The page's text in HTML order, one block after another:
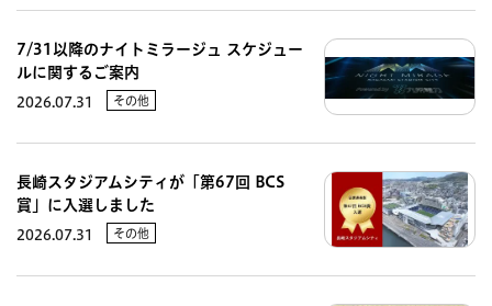
7/31以降のナイトミラージュ スケジュー
ルに関するご案内
2026.07.31 その他
長崎スタジアムシティが「第67回 BCS
賞」に入選しました
2026.07.31 その他